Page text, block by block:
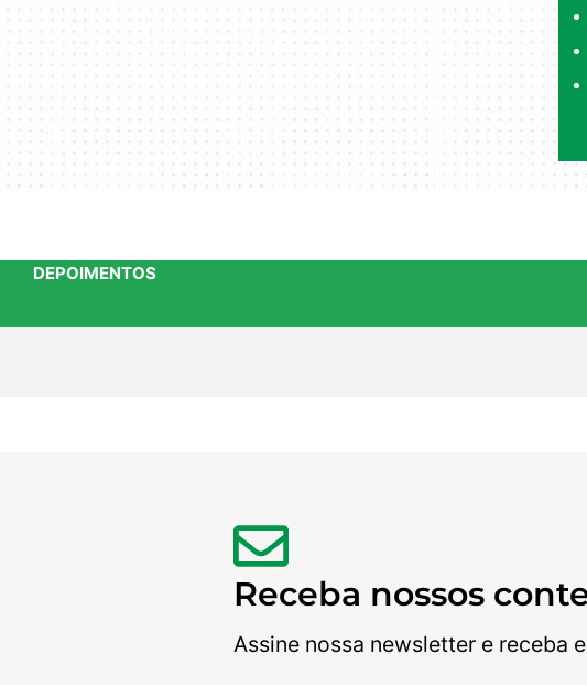
DEPOIMENTOS
Receba nossos
Assine nossa newsletter e receba